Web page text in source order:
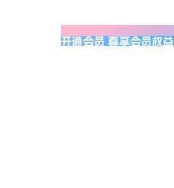
开通会员 尊享会员权益